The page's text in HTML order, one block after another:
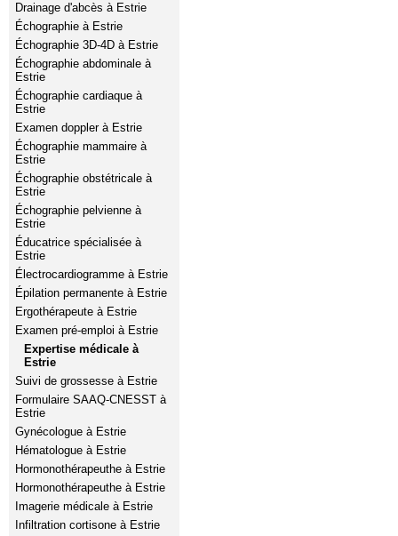
Drainage d'abcès à Estrie
Échographie à Estrie
Échographie 3D-4D à Estrie
Échographie abdominale à
Estrie
Échographie cardiaque à
Estrie
Examen doppler à Estrie
Échographie mammaire à
Estrie
Échographie obstétricale à
Estrie
Échographie pelvienne à
Estrie
Éducatrice spécialisée à
Estrie
Électrocardiogramme à Estrie
Épilation permanente à Estrie
Ergothérapeute à Estrie
Examen pré-emploi à Estrie
Expertise médicale à
Estrie
Suivi de grossesse à Estrie
Formulaire SAAQ-CNESST à
Estrie
Gynécologue à Estrie
Hématologue à Estrie
Hormonothérapeuthe à Estrie
Hormonothérapeuthe à Estrie
Imagerie médicale à Estrie
Infiltration cortisone à Estrie